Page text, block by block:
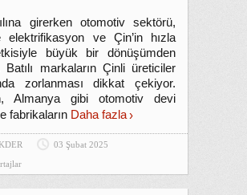
girerken otomotiv sektörü,
elektrifikasyon ve Çin’in hızla
büyük bir dönüşümden
Batılı markaların Çinli üreticiler
zorlanması dikkat çekiyor.
Almanya gibi otomotiv devi
fabrikaların Daha fazla
03 Şubat 2025